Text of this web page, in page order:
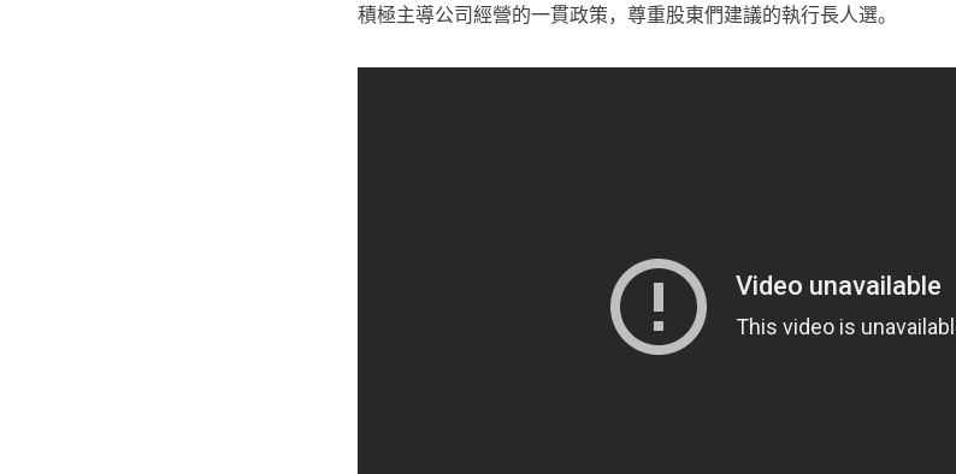
積極主導公司經營的一貫政策，尊重股東們建議的執行長人選。